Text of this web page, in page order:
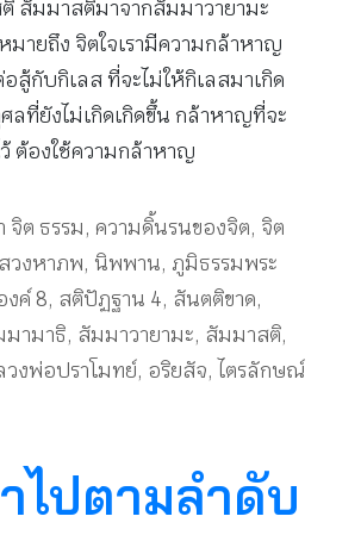
สัมมาสติมาจากสัมมาวายามะ
มายถึง จิตใจเรามีความกล้าหาญ
สู้กับกิเลส ที่จะไม่ให้กิเลสมาเกิด
ลที่ยังไม่เกิดเกิดขึ้น กล้าหาญที่จะ
ต้องใช้ความกล้าหาญ
จิต ธรรม,ความดิ้นรนของจิต, จิต
วงหาภพ, นิพพาน, ภูมิธรรมพระ
งค์ 8, สติปัฏฐาน 4, สันตติขาด,
มามาธิ, สัมมาวายามะ, สัมมาสติ,
วงพ่อปราโมทย์, อริยสัจ, ไตรลักษณ์
ไปตามลำดับ